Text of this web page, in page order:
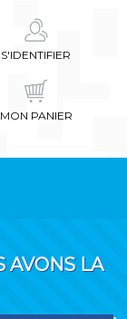
S'IDENTIFIER
MON PANIER
AVONS LA